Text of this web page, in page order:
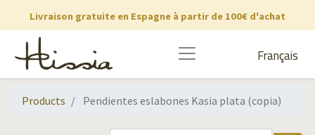
Livraison gratuite en Espagne à partir de 100€ d'achat
Français
Products Pendientes eslabones Kasia plata (copia)